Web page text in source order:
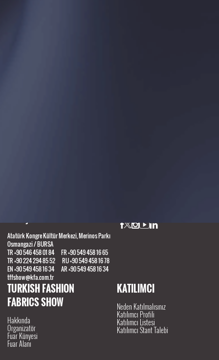
Atatürk Kongre Kültür Merkezi, Merinos Parkı
Osmangazi / BURSA
TR +90 546 458 01 84 FR +90 549 458 16 65
TR +90 224 294 85 52 RU +90 549 458 16 78
EN +90 549 458 16 34 AR +90 549 458 16 34
tffshow@kfa.com.tr
TURKISH FASHION
FABRICS SHOW
Hakkında
Organizatör
Fuar Künyesi
Fuar Alanı
KATILIMCI
Neden Katılmalısınız
Katılımcı Profili
Katılımcı Listesi
Katılımcı Stant Talebi